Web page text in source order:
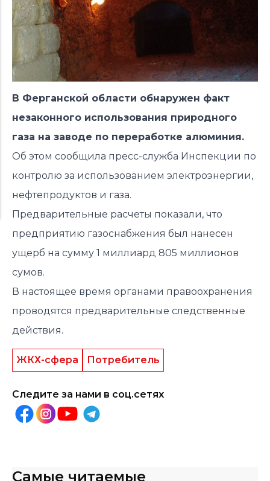
В Ферганской области обнаружен факт
незаконного использования природного
газа на заводе по переработке алюминия.
Об этом сообщила пресс-служба Инспекции по
контролю за использованием электроэнергии,
нефтепродуктов и газа.
Предварительные расчеты показали, что
предприятию газоснабжения был нанесен
ущерб на сумму 1 миллиард 805 миллионов
сумов.
В настоящее время органами правоохранения
проводятся предварительные следственные
действия.
ЖКХ-сфера Потребитель
Следите за нами в соц.сетях
Самые читаемые